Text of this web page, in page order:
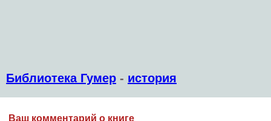
Библиотека Гумер - история
Ваш комментарий о книге